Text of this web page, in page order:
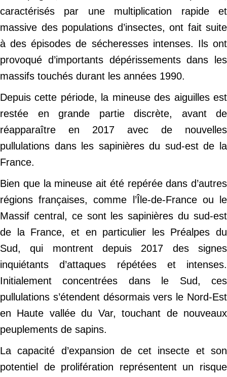
caractérisés par une multiplication rapide et
massive des populations d’insectes, ont fait suite
à des épisodes de sécheresses intenses. Ils ont
provoqué d’importants dépérissements dans les
massifs touchés durant les années 1990.
Depuis cette période, la mineuse des aiguilles est
restée en grande partie discrète, avant de
réapparaître en 2017 avec de nouvelles
pullulations dans les sapinières du sud-est de la
France.
Bien que la mineuse ait été repérée dans d’autres
régions françaises, comme l’Île-de-France ou le
Massif central, ce sont les sapinières du sud-est
de la France, et en particulier les Préalpes du
Sud, qui montrent depuis 2017 des signes
inquiétants d’attaques répétées et intenses.
Initialement concentrées dans le Sud, ces
pullulations s’étendent désormais vers le Nord-Est
en Haute vallée du Var, touchant de nouveaux
peuplements de sapins.
La capacité d’expansion de cet insecte et son
potentiel de prolifération représentent un risque